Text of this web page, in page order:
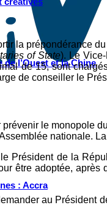
l’Ouest et la Chine
: Accra
la prépondérance
of State). Le
de 15, sont
de conseiller le
le monopole
nationale.
le Président de la
être adoptée,
au Président